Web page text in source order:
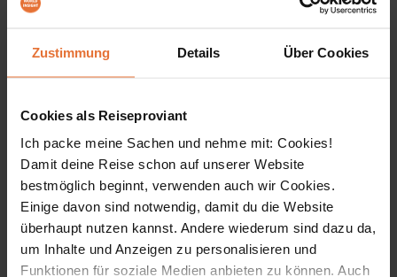
Zustimmung Details Über Cookies
Cookies als Reiseproviant
Ich packe meine Sachen und nehme mit: Cookies!
Damit deine Reise schon auf unserer Website
bestmöglich beginnt, verwenden auch wir Cookies.
Einige davon sind notwendig, damit du die Website
überhaupt nutzen kannst. Andere wiederum sind dazu da,
um Inhalte und Anzeigen zu personalisieren und
Funktionen für soziale Medien anbieten zu können. Auch
Unterkünfte
historische Gebäude, die sehr geschmackvoll zu
Hotels umgebaut wurden oder schon immer als
Gasthäuser dienten. Unsere Sterne-Klassifizierung
ist insbesondere wegen der einzelnen, oft sehr
unterschiedlichen Zimmer mit unterschiedlichen